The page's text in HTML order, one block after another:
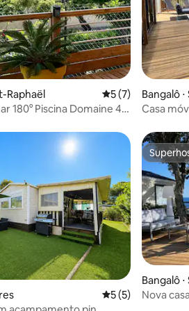
Raphaël 5 de uma
5 (7)
180° Piscina Domaine 4*
Bangalô
Casa
5 de uma
5 (5)
Bangalô
Nova